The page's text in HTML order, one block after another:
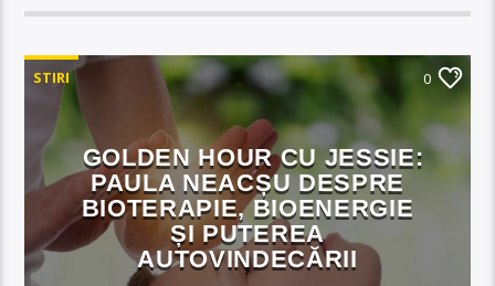
STIRI 0
GOLDEN HOUR CU JESSIE:
PAULA NEACȘU DESPRE
BIOTERAPIE, BIOENERGIE
ȘI PUTEREA
AUTOVINDECĂRII